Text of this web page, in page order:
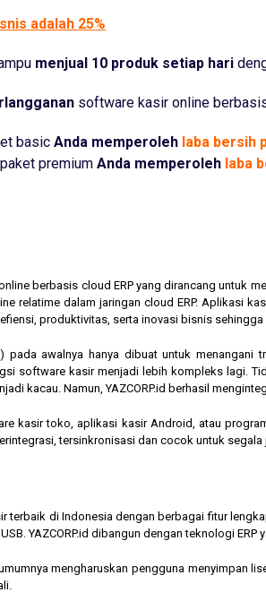
adalah 25%
menjual 10 produk setiap hari
software kasir online
basic Anda memperoleh laba bersih
premium Anda memperoleh laba
berbasis cloud ERP yang dirancang untuk
relatime dalam jaringan cloud ERP. Aplikasi
produktivitas, serta inovasi bisnis
awalnya hanya dibuat untuk menangani
software kasir menjadi lebih kompleks lagi.
kacau. Namun, YAZCORP.id berhasil
kasir toko, aplikasi kasir Android, atau
tersinkronisasi dan cocok untuk segala
terbaik di Indonesia dengan berbagai fitur
YAZCORP.id dibangun dengan teknologi
mengharuskan pengguna menyimpan